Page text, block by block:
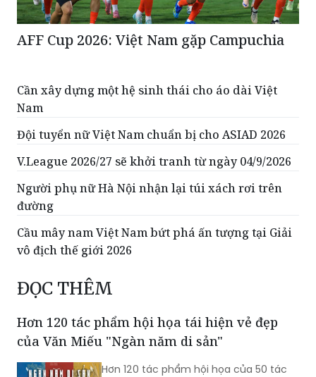
AFF Cup 2026: Việt Nam gặp Campuchia
Cần xây dựng một hệ sinh thái cho áo dài Việt
Nam
Đội tuyển nữ Việt Nam chuẩn bị cho ASIAD 2026
V.League 2026/27 sẽ khởi tranh từ ngày 04/9/2026
Người phụ nữ Hà Nội nhận lại túi xách rơi trên
đường
Cầu mây nam Việt Nam bứt phá ấn tượng tại Giải
vô địch thế giới 2026
ĐỌC THÊM
Hơn 120 tác phẩm hội họa tái hiện vẻ đẹp
của Văn Miếu "Ngàn năm di sản"
Hơn 120 tác phẩm hội họa của 50 tác